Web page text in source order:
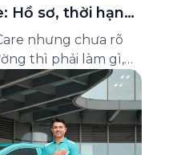
Hồ sơ, thời hạn
nhưng chưa rõ
thì phải làm gì,
nhận bảo hiểm
hợp đầy đủ các
về quy trình bồi
[…]